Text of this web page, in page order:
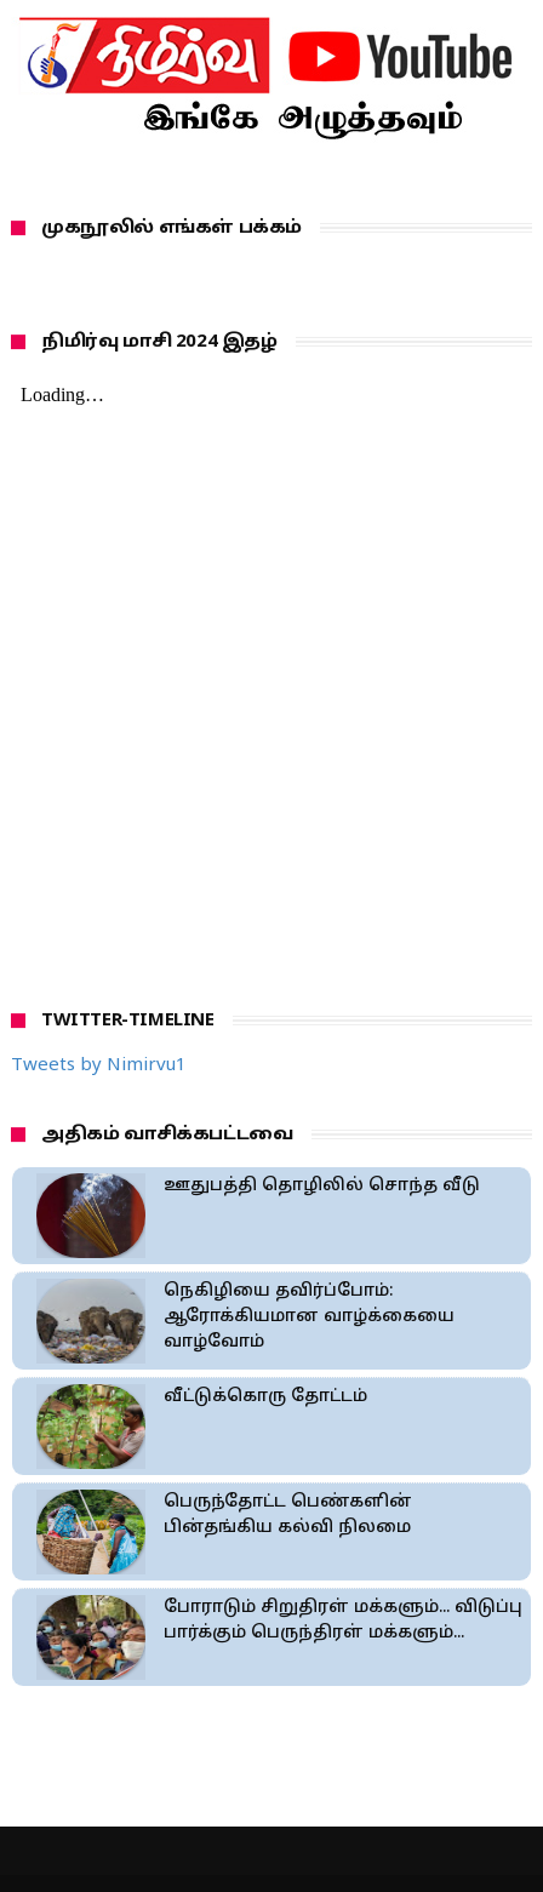
முகநூலில் எங்கள் பக்கம்
நிமிர்வு மாசி 2024 இதழ்
TWITTER-TIMELINE
Tweets by Nimirvu1
அதிகம் வாசிக்கபட்டவை
ஊதுபத்தி தொழிலில் சொந்த வீடு
நெகிழியை தவிர்ப்போம்:
ஆரோக்கியமான வாழ்க்கையை
வாழ்வோம்
வீட்டுக்கொரு தோட்டம்
பெருந்தோட்ட பெண்களின்
பின்தங்கிய கல்வி நிலமை
போராடும் சிறுதிரள் மக்களும்... விடுப்பு
பார்க்கும் பெருந்திரள் மக்களும்...